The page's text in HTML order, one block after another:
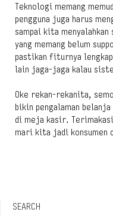
Teknologi memang
pengguna juga harus
sampai kita
yang memang belum
pastikan fiturnya
lain jaga-jaga kalau
Oke rekan-rekanita,
bikin pengalaman
di meja kasir.
mari kita jadi konsumen
SEARCH